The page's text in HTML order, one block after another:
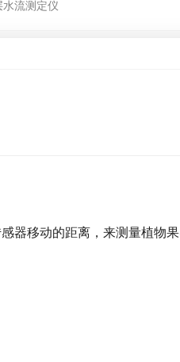
流测定仪
器移动的距离，来测量植物